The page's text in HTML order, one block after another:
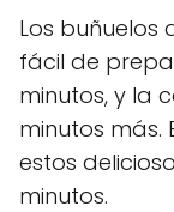
Los buñuelos
fácil de
minutos, y la
minutos más.
estos
minutos.